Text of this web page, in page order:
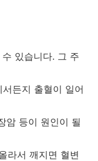
있습니다. 그 주
든지 출혈이 일어
암 등이 원인이 될
라서 깨지면 혈변